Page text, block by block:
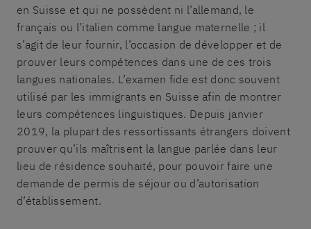
en Suisse et qui ne possèdent ni l’allemand, le
français ou l’italien comme langue maternelle ; il
s’agit de leur fournir, l’occasion de développer et de
prouver leurs compétences dans une de ces trois
langues nationales. L’examen fide est donc souvent
utilisé par les immigrants en Suisse afin de montrer
leurs compétences linguistiques. Depuis janvier
2019, la plupart des ressortissants étrangers doivent
prouver qu’ils maîtrisent la langue parlée dans leur
lieu de résidence souhaité, pour pouvoir faire une
demande de permis de séjour ou d’autorisation
d’établissement.